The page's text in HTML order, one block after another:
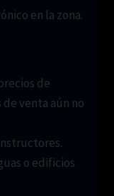
en la zona.
de
venta aún no
o edificios